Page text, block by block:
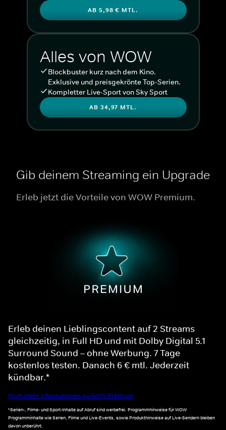
AB 5,98 € MTL.
Alles von WOW
Blockbuster kurz nach dem Kino.
Exklusive und preisgekrönte Top-Serien.
Kompletter Live-Sport von Sky Sport
AB 34,97 MTL.
Gib deinem Streaming ein Upgrade
Erleb jetzt die Vorteile von WOW Premium.
Erleb deinen Lieblingscontent auf 2 Streams
gleichzeitig, in Full HD und mit Dolby Digital 5.1
Surround Sound – ohne Werbung. 7 Tage
kostenlos testen. Danach 6 € mtl. Jederzeit
kündbar.*
Noch mehr Informationen zu WOW Premium
*Serien-, Filme- und Sport-Inhalte auf Abruf sind werbefrei. Programmhinweise für WOW
Programminhalte wie Serien, Filme und Live-Events, sowie Produkthinweise auf Live-Sendern bleiben
davon unberührt.